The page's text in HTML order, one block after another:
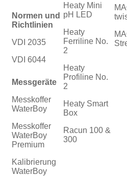
Normen und
Richtlinien
VDI 2035
VDI 6044
Messgeräte
Messkoffer
WaterBoy
Messkoffer
WaterBoy
Premium
Kalibrierung
WaterBoy
Heaty Mini
pH LED
Heaty
Ferriline No.
2
Heaty
Profiline No.
2
Heaty Smart
Box
Racun 100 &
300